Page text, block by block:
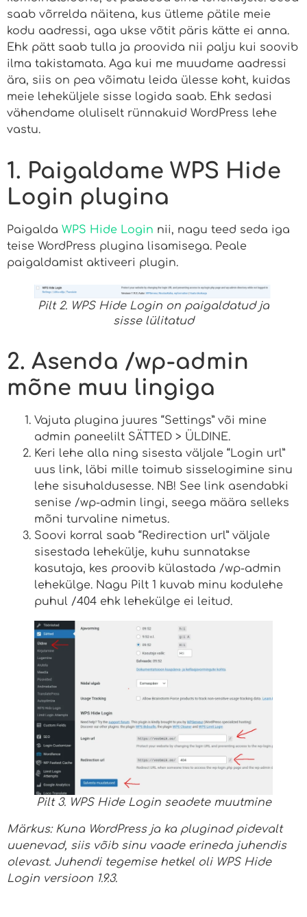
saab võrrelda näitena, kus ütleme pätile meie
kodu aadressi, aga ukse võtit päris kätte ei anna.
Ehk pätt saab tulla ja proovida nii palju kui soovib
ilma takistamata. Aga kui me muudame aadressi
ära, siis on pea võimatu leida ülesse koht, kuidas
meie leheküljele sisse logida saab. Ehk sedasi
vähendame oluliselt rünnakuid WordPress lehe
vastu.
1. Paigaldame WPS Hide
Login plugina
Paigalda WPS Hide Login nii, nagu teed seda iga
teise WordPress plugina lisamisega. Peale
paigaldamist aktiveeri plugin.
Pilt 2. WPS Hide Login on paigaldatud ja
sisse lülitatud
2. Asenda /wp-admin
mõne muu lingiga
Vajuta plugina juures “Settings” või mine
admin paneelilt SÄTTED > ÜLDINE.
Keri lehe alla ning sisesta väljale “Login url”
uus link, läbi mille toimub sisselogimine sinu
lehe sisuhaldusesse. NB! See link asendabki
senise /wp-admin lingi, seega määra selleks
mõni turvaline nimetus.
Soovi korral saab “Redirection url” väljale
sisestada lehekülje, kuhu sunnatakse
kasutaja, kes proovib külastada /wp-admin
lehekülge. Nagu Pilt 1 kuvab minu kodulehe
puhul /404 ehk lehekülge ei leitud.
Pilt 3. WPS Hide Login seadete muutmine
Märkus: Kuna WordPress ja ka pluginad pidevalt
uuenevad, siis võib sinu vaade erineda juhendis
olevast. Juhendi tegemise hetkel oli WPS Hide
Login versioon 1.9.3.